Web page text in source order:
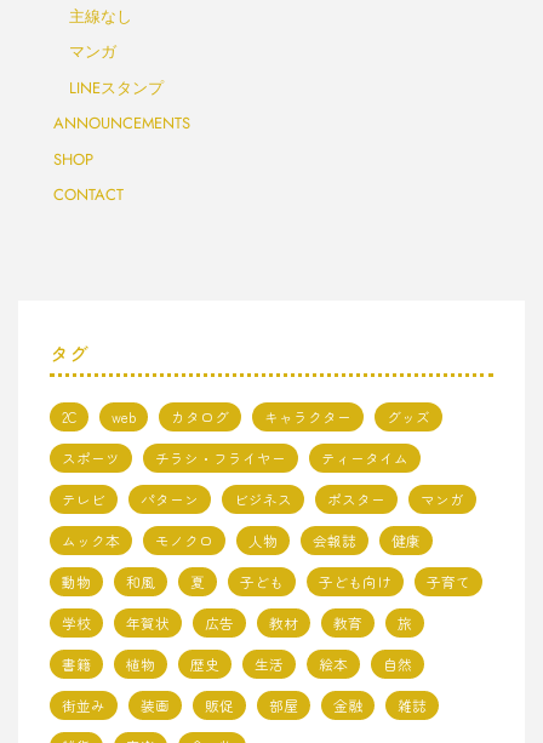
主線なし
マンガ
LINEスタンプ
ANNOUNCEMENTS
SHOP
CONTACT
タグ
2C web カタログ キャラクター
グッズ
スポーツ
チラシ・フライヤー
ティータイム
テレビ
パターン ビジネス ポスター
マンガ
ムック本
モノクロ 人物 会報誌
健康
動物
和風 夏 子ども 子ども向け
子育て
学校
年賀状 広告 教材 教育
旅
書籍
植物 歴史 生活 絵本
自然
街並み
装画 販促 部屋 金融
雑誌